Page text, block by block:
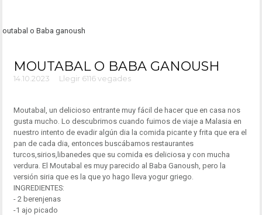
MOUTABAL O BABA GANOUSH
14.10.2023 Llegir 6116 vegades
Moutabal, un delicioso entrante muy fácil de hacer que en casa nos
gusta mucho. Lo descubrimos cuando fuimos de viaje a Malasia en
nuestro intento de evadir algún dia la comida picante y frita que era el
pan de cada dia, entonces buscábamos restaurantes
turcos,sirios,libanedes que su comida es deliciosa y con mucha
verdura. El Moutabal es muy parecido al Baba Ganoush, pero la
versión siria que es la que yo hago lleva yogur griego.
INGREDIENTES:
- 2 berenjenas
-1 ajo picado